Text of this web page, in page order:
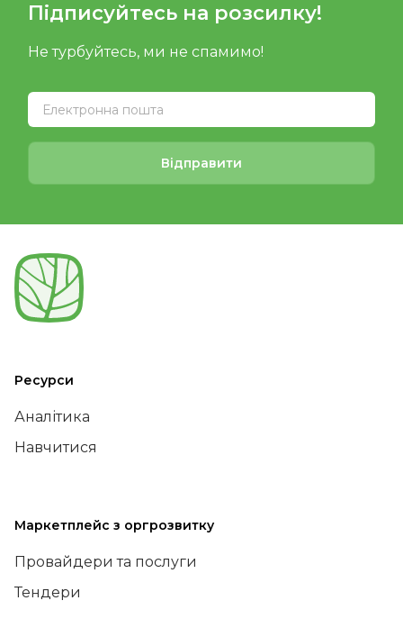
Підписуйтесь на розсилку!
Не турбуйтесь, ми не спамимо!
Відправити
Ресурси
Аналітика
Навчитися
Маркетплейс з оргрозвитку
Провайдери та послуги
Тендери